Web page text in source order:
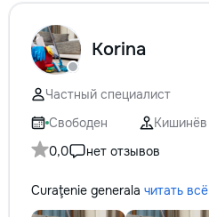
Korina
Частный специалист
Свободен
Кишинёв
0,0
нет отзывов
Curaţenie generala читать всё